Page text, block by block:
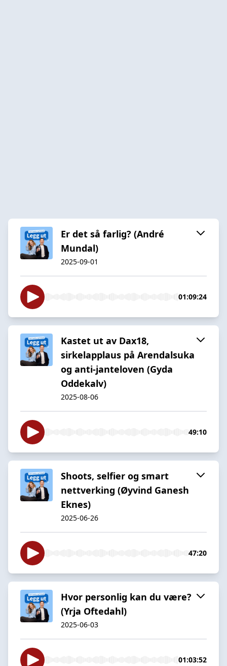
Er det så farlig? (André
Mundal)
2025-09-01
01:09:24
Kastet ut av Dax18,
sirkelapplaus på Arendalsuka
og anti-janteloven (Gyda
Oddekalv)
2025-08-06
49:10
Shoots, selfier og smart
nettverking (Øyvind Ganesh
Eknes)
2025-06-26
47:20
Hvor personlig kan du være?
(Yrja Oftedahl)
2025-06-03
01:03:52